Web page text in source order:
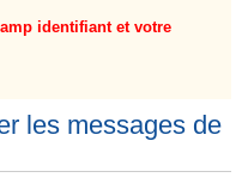
identifiant et votre
les messages de